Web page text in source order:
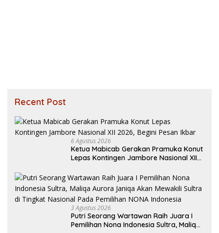
Recent Post
6 Agustus 2026
Ketua Mabicab Gerakan Pramuka Konut
Lepas Kontingen Jambore Nasional XII
3 Agustus 2026
Putri Seorang Wartawan ‎Raih Juara I
Pemilihan Nona Indonesia Sultra, Maliqa